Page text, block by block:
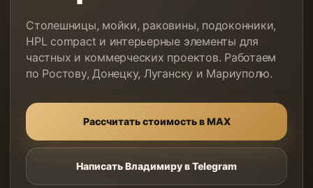
Столешницы, мойки, раковины, подоконники,
HPL compact и интерьерные элементы для
частных и коммерческих проектов. Работаем
по Ростову, Донецку, Луганску и Мариуполю.
Рассчитать стоимость в MAX
Написать Владимиру в Telegram